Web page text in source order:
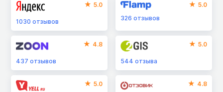
5.0
1030 отзывов
5.0
326отзывов
4.8
437 отзывов
5.0
544отзыва
5.0 4.8